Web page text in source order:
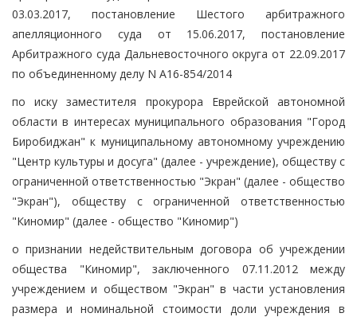
03.03.2017, постановление Шестого арбитражного
апелляционного суда от 15.06.2017, постановление
Арбитражного суда Дальневосточного округа от 22.09.2017
по объединенному делу N А16-854/2014
по иску заместителя прокурора Еврейской автономной
области в интересах муниципального образования "Город
Биробиджан" к муниципальному автономному учреждению
"Центр культуры и досуга" (далее - учреждение), обществу с
ограниченной ответственностью "Экран" (далее - общество
"Экран"), обществу с ограниченной ответственностью
"Киномир" (далее - общество "Киномир")
о признании недействительным договора об учреждении
общества "Киномир", заключенного 07.11.2012 между
учреждением и обществом "Экран" в части установления
размера и номинальной стоимости доли учреждения в